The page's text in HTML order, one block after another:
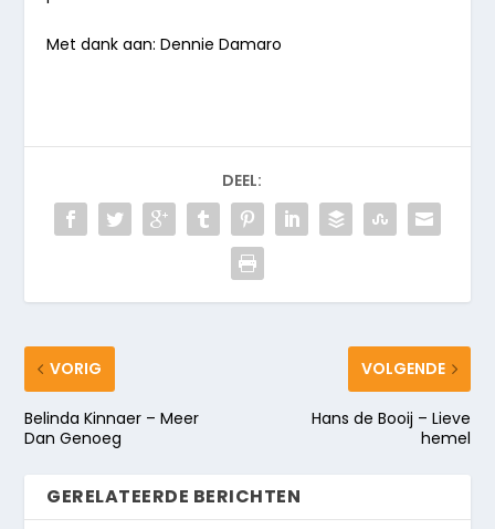
Met dank aan: Dennie Damaro
DEEL:
VORIG
Belinda Kinnaer – Meer
Dan Genoeg
VOLGENDE
Hans de Booij – Lieve
hemel
GERELATEERDE BERICHTEN